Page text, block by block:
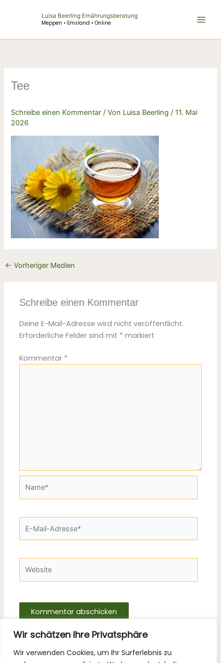
Wir schätzen Ihre Privatsphäre
Wir verwenden Cookies, um Ihr Surferlebnis zu
Luisa Beerling Ernährungsberatung
Meppen • Emsland • Online
Tee
Schreibe einen Kommentar / Von Luisa Beerling/11. Mai
2026
← Vorheriger Medien
Schreibe einen Kommentar
Deine E-Mail-Adresse wird nicht veröffentlicht.
Erforderliche Felder sind mit * markiert
Kommentar *
Mail-